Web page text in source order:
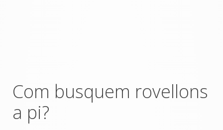
Com busquem rovellons
a pi?